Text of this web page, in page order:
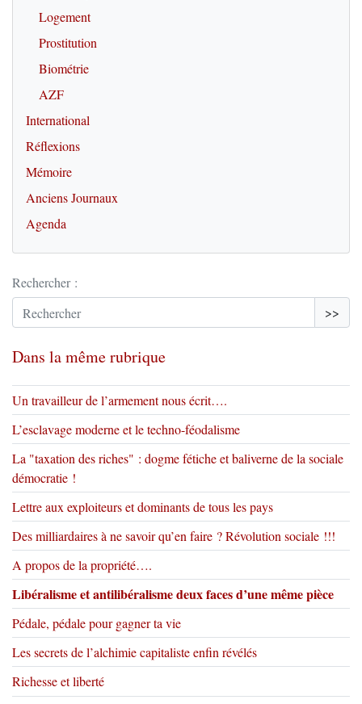
Logement
Prostitution
Biométrie
AZF
International
Réflexions
Mémoire
Anciens Journaux
Agenda
Rechercher :
>>
Dans la même rubrique
Un travailleur de l’armement nous écrit….
L’esclavage moderne et le techno-féodalisme
La "taxation des riches" : dogme fétiche et baliverne de la sociale
démocratie !
Lettre aux exploiteurs et dominants de tous les pays
Des milliardaires à ne savoir qu’en faire ? Révolution sociale !!!
A propos de la propriété….
Libéralisme et antilibéralisme deux faces d’une même pièce
Pédale, pédale pour gagner ta vie
Les secrets de l’alchimie capitaliste enfin révélés
Richesse et liberté